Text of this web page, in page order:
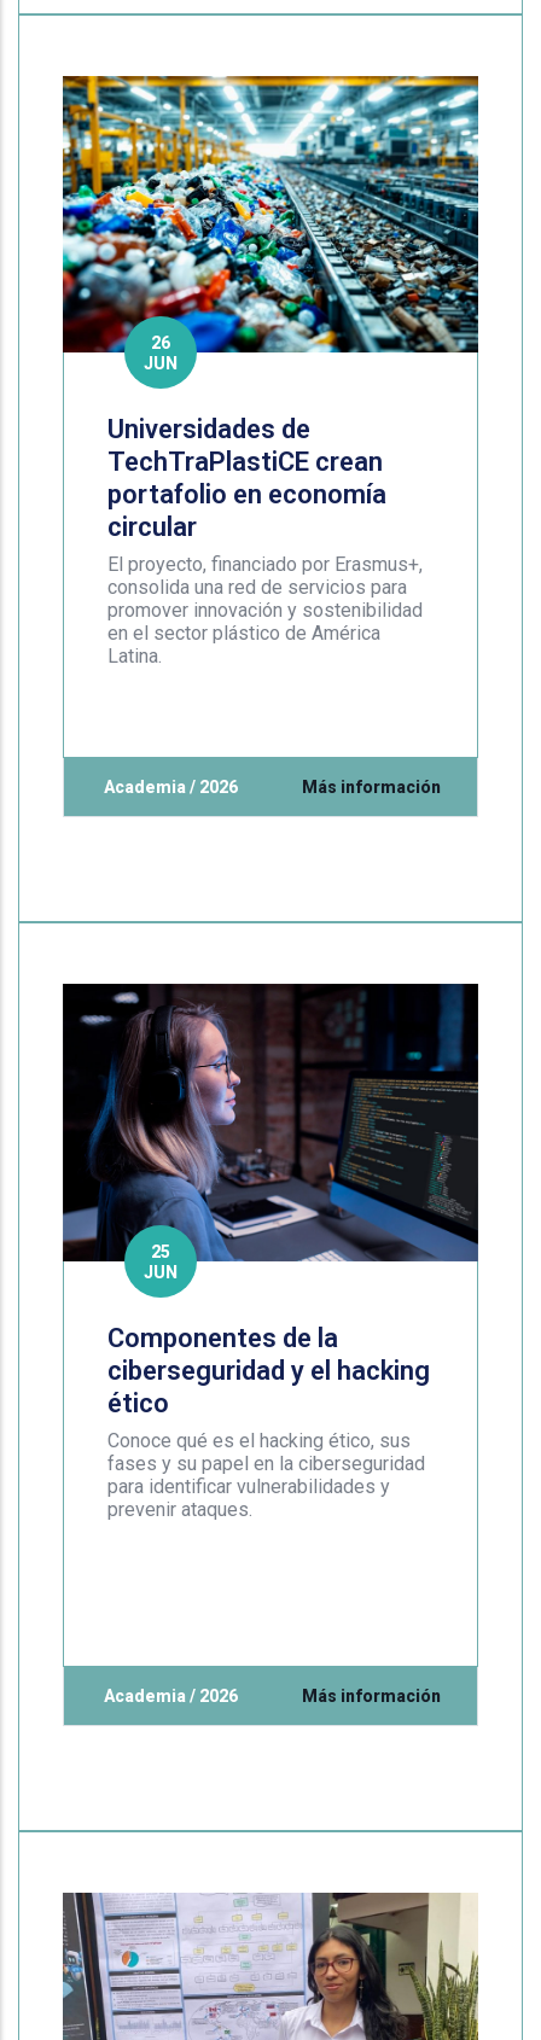
26
JUN
Universidades de
TechTraPlastiCE crean
portafolio en economía
circular
El proyecto, financiado por Erasmus+,
consolida una red de servicios para
promover innovación y sostenibilidad
en el sector plástico de América
Latina.
Academia / 2026 Más información
25
JUN
Componentes de la
ciberseguridad y el hacking
ético
Conoce qué es el hacking ético, sus
fases y su papel en la ciberseguridad
para identificar vulnerabilidades y
prevenir ataques.
Academia / 2026 Más información